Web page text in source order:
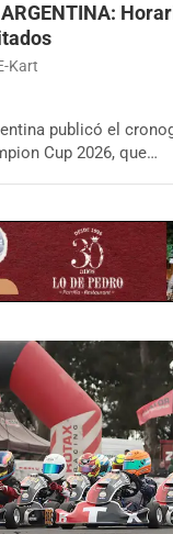
ARGENTINA:
Kart
publicó el
Cup 2026, que…